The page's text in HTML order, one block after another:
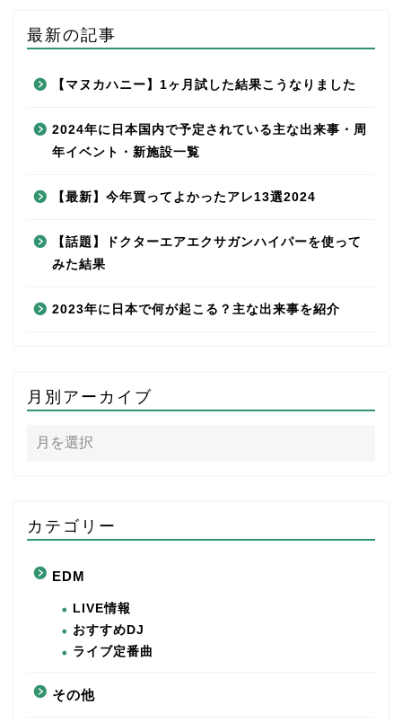
最新の記事
【マヌカハニー】1ヶ月試した結果こうなりました
2024年に日本国内で予定されている主な出来事・周
年イベント・新施設一覧
【最新】今年買ってよかったアレ13選2024
【話題】ドクターエアエクサガンハイパーを使って
みた結果
2023年に日本で何が起こる？主な出来事を紹介
月別アーカイブ
カテゴリー
EDM
LIVE情報
おすすめDJ
ライブ定番曲
その他